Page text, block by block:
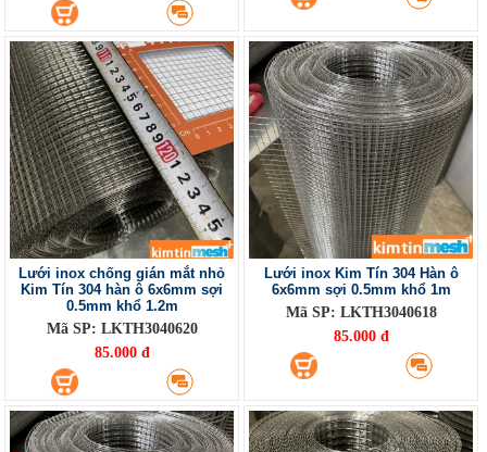
Lưới inox chống gián mắt nhỏ
Kim Tín 304 hàn ô 6x6mm sợi
0.5mm khổ 1.2m
Mã SP: LKTH3040620
85.000 đ
Lưới inox Kim Tín 304 Hàn ô
6x6mm sợi 0.5mm khổ 1m
Mã SP: LKTH3040618
85.000 đ